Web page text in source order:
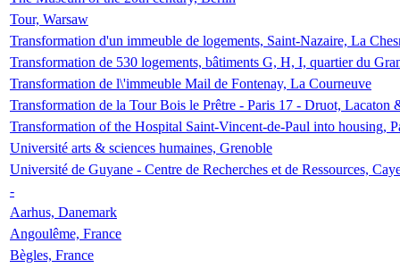
Tour, Warsaw
Transformation d'un immeuble de logements, Saint-Nazaire, La
Transformation de 530 logements, bâtiments G, H, I, quartier du
Transformation de l\'immeuble Mail de Fontenay, La Courneuve
Transformation de la Tour Bois le Prêtre - Paris 17 - Druot, Lacaton
Transformation of the Hospital Saint-Vincent-de-Paul into housing,
Université arts & sciences humaines, Grenoble
Université de Guyane - Centre de Recherches et de Ressources,
-
Aarhus, Danemark
Angoulême, France
Bègles, France